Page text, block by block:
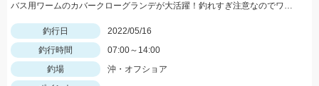
バス用ワームのカバークローグランデが大活躍！釣れすぎ注意なのでワームは沢山用意してくださいネ
釣行日
2022/05/16
釣行時間
07:00～14:00
釣場
沖・オフショア